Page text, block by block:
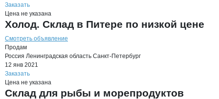
Заказать
Цена не указана
Холод. Склад в Питере по низкой цене
Смотреть объявление
Продам
Россия Ленинградская область Санкт-Петербург
12 янв 2021
Заказать
Цена не указана
Склад для рыбы и морепродуктов